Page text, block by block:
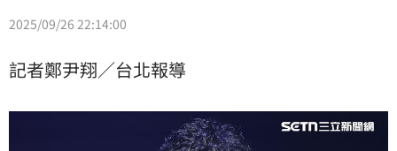
2025/09/26 22:14:00
記者鄭尹翔／台北報導